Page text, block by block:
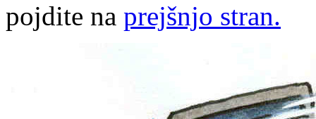
pojdite na prejšnjo stran.